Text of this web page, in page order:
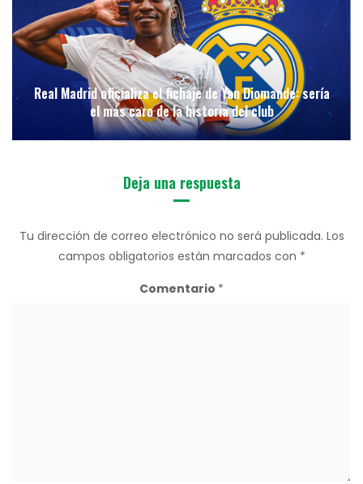
Real Madrid oficializa el fichaje de Yan Diomande: sería
el más caro de la historia del club
Deja una respuesta
Tu dirección de correo electrónico no será publicada. Los
campos obligatorios están marcados con *
Comentario *